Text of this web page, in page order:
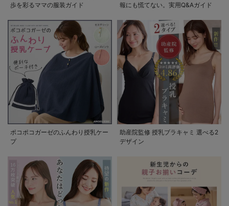
歩を彩るママの服装ガイド
報にも慌てない。実用Q&Aガイド
ポコポコガーゼのふんわり授乳ケー
プ
助産院監修 授乳ブラキャミ 選べる2
デザイン